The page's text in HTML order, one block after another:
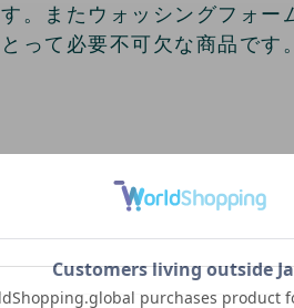
す。またウォッシングフォー
とって必要不可欠な商品です。